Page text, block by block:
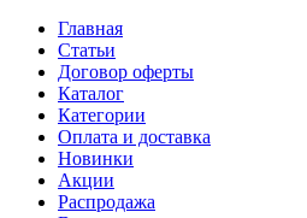
Главная
Статьи
Договор оферты
Каталог
Категории
Оплата и доставка
Новинки
Акции
Распродажа